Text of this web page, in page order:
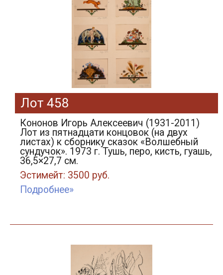
Лот 458
Кононов Игорь Алексеевич (1931-2011)
Лот из пятнадцати концовок (на двух
листах) к сборнику сказок «Волшебный
сундучок». 1973 г. Тушь, перо, кисть, гуашь,
36,5×27,7 см.
Эстимейт: 3500 руб.
Подробнее»